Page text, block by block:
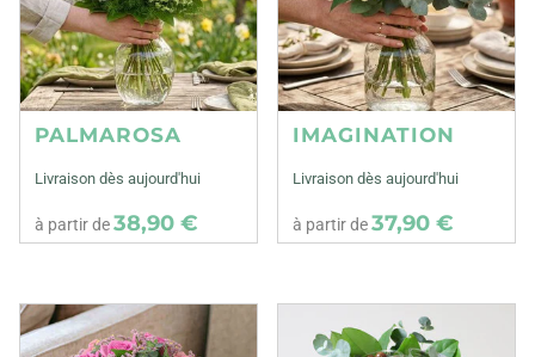
PALMAROSA
Livraison dès aujourd'hui
à partir de38,90 €
IMAGINATION
Livraison dès aujourd'hui
à partir de37,90 €